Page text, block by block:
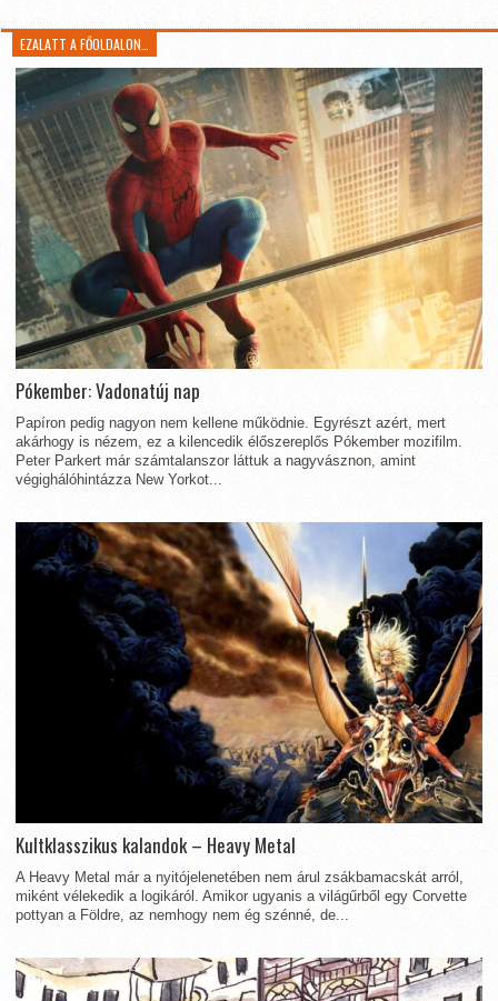
EZALATT A FŐOLDALON…
Pókember: Vadonatúj nap
Papíron pedig nagyon nem kellene működnie. Egyrészt azért, mert
akárhogy is nézem, ez a kilencedik élőszereplős Pókember mozifilm.
Peter Parkert már számtalanszor láttuk a nagyvásznon, amint
végighálóhintázza New Yorkot...
Kultklasszikus kalandok – Heavy Metal
A Heavy Metal már a nyitójelenetében nem árul zsákbamacskát arról,
miként vélekedik a logikáról. Amikor ugyanis a világűrből egy Corvette
pottyan a Földre, az nemhogy nem ég szénné, de...